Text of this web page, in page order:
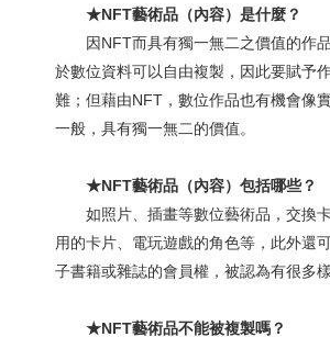
★NFT藝術品（內容）是什麼？
因NFT而具有獨一無二之價值的作
於數位資料可以自由複製，因此要賦予
難；但藉由NFT，數位作品也有機會像
一般，具有獨一無二的價值。
★NFT藝術品（內容）包括哪些？
如照片、插畫等數位藝術品，交換
用的卡片、電玩遊戲的角色等，此外還
子書籍或雜誌的會員權，被認為有很多
★NFT藝術品不能被複製嗎？